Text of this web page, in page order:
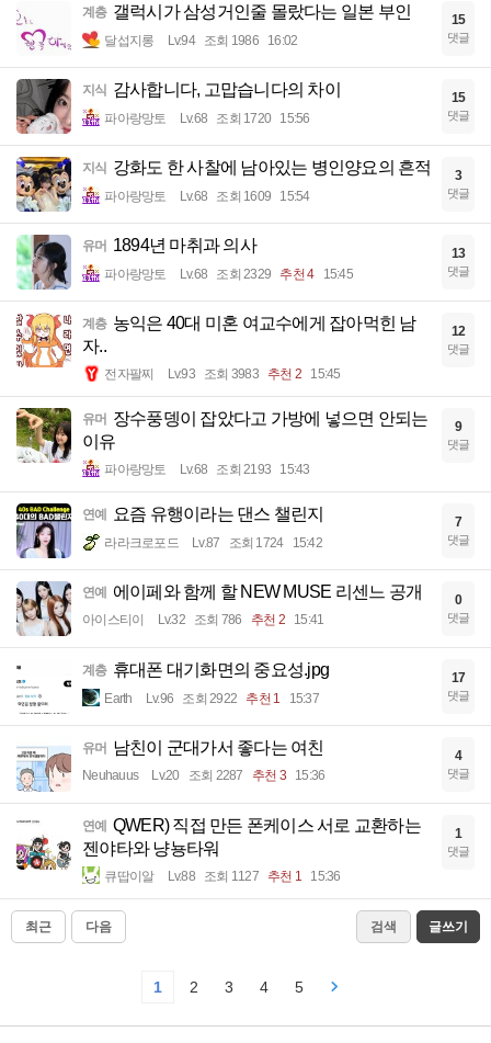
계층 갤럭시가 삼성거인줄 몰랐다는 일본 부인
달섭지롱 Lv.94 조회 1986 16:02
15
댓글
지식 감사합니다, 고맙습니다의 차이
파아랑망토 Lv.68 조회 1720 15:56
15
댓글
지식 강화도 한 사찰에 남아있는 병인양요의 흔적
파아랑망토 Lv.68 조회 1609 15:54
3
댓글
유머 1894년 마취과 의사
파아랑망토 Lv.68 조회 2329 추천 4 15:45
13
댓글
계층 농익은 40대 미혼 여교수에게 잡아먹힌 남
자..
전자팔찌 Lv.93 조회 3983 추천 2 15:45
12
댓글
유머 장수풍뎅이 잡았다고 가방에 넣으면 안되는
이유
파아랑망토 Lv.68 조회 2193 15:43
9
댓글
연예 요즘 유행이라는 댄스 챌린지
라라크로포드 Lv.87 조회 1724 15:42
7
댓글
연예 에이페와 함께 할 NEW MUSE 리센느 공개
아이스티이 Lv.32 조회 786 추천 2 15:41
0
댓글
계층 휴대폰 대기화면의 중요성.jpg
Earth Lv.96 조회 2922 추천 1 15:37
17
댓글
유머 남친이 군대가서 좋다는 여친
Neuhauus Lv.20 조회 2287 추천 3 15:36
4
댓글
연예 QWER) 직접 만든 폰케이스 서로 교환하는
젠야타와 냥뇽타워
큐땁이알 Lv.88 조회 1127 추천 1 15:36
1
댓글
최근 다음 검색 글쓰기
1 2 3 4 5